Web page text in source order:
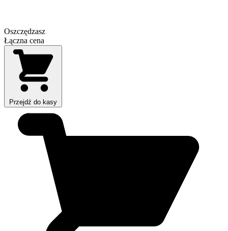
Oszczędzasz
Łączna cena
Przejdź do kasy